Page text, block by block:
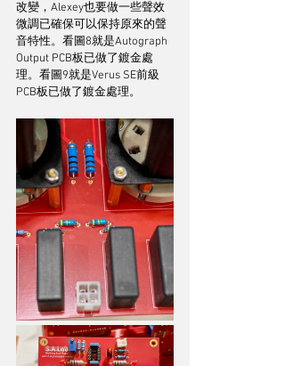
改變，Alexey也要做一些聲效
微調已確保可以保持原來的聲
音特性。看圖8就是Autograph
Output PCB板已做了鍍金處
理。看圖9就是Verus SE前級
PCB板已做了鍍金處理。